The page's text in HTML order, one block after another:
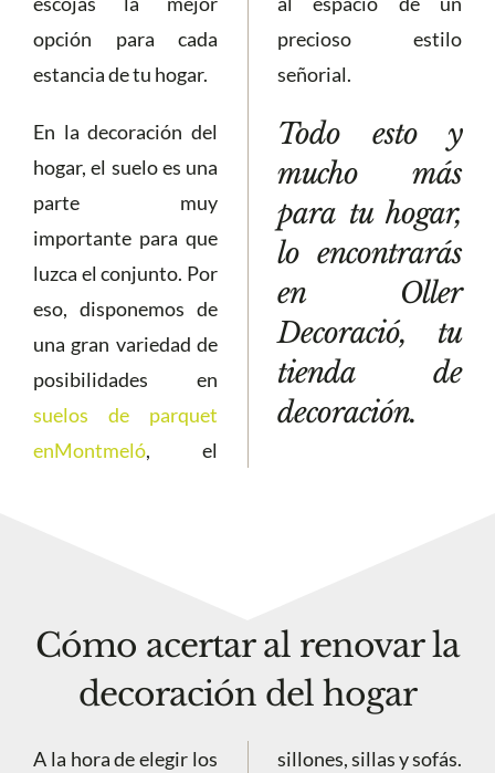
opción para cada
estancia de tu hogar.
En la decoración del
hogar, el suelo es una
parte muy
importante para que
luzca el conjunto. Por
eso, disponemos de
una gran variedad de
posibilidades en
suelos de parquet
enMontmeló, el
precioso estilo
señorial.
Todo esto y
mucho más
para tu hogar,
lo encontrarás
en Oller
Decoració, tu
tienda de
decoración.
Cómo acertar al renovar la
decoración del hogar
A la hora de elegir los
sillones, sillas y sofás.